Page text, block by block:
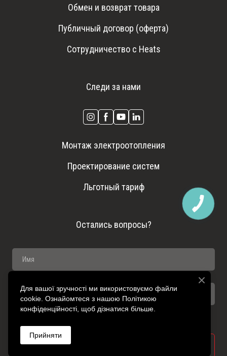
Обмен и возврат товара
Публичный договор (оферта)
Сотрудничество с Heats
Следи за нами
Монтаж электроотопления
Проектирование систем
Льготный тариф
Остались вопросы?
Для вашої зручності ми використовуємо файли
cookie. Ознайомтеся з нашою Політикою
конфіденційності, щоб дізнатися більше.
Прийняти